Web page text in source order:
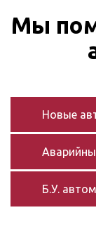
Мы
Новые
Б.У.